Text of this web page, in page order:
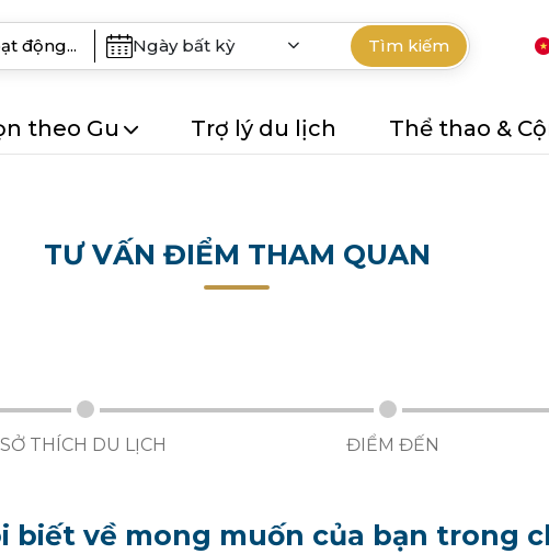
Ngày bất kỳ Tìm kiếm
theo Gu Trợ lý du lịch Thể thao &
TƯ VẤN ĐIỂM THAM QUAN
SỞ THÍCH DU LỊCH ĐIỂM ĐẾN
biết về mong muốn của bạn trong